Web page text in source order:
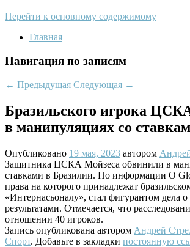
Перейти к основному содержимому
Главная
Навигация по записям
← Предыдущая Следующая →
Бразильского игрока
в манипуляциях со
Опубликовано 19 мая, 2023 автором
Защитника ЦСКА Мойзеса обвинили в
ставками в Бразилии. По информации O
права на которого принадлежат
«Интернасьоналу», стал фигурантом дела
результатами. Отмечается, что
отношении 40 игроков.
Запись опубликована автором Андрей
Спорт. Добавьте в закладки постоянную